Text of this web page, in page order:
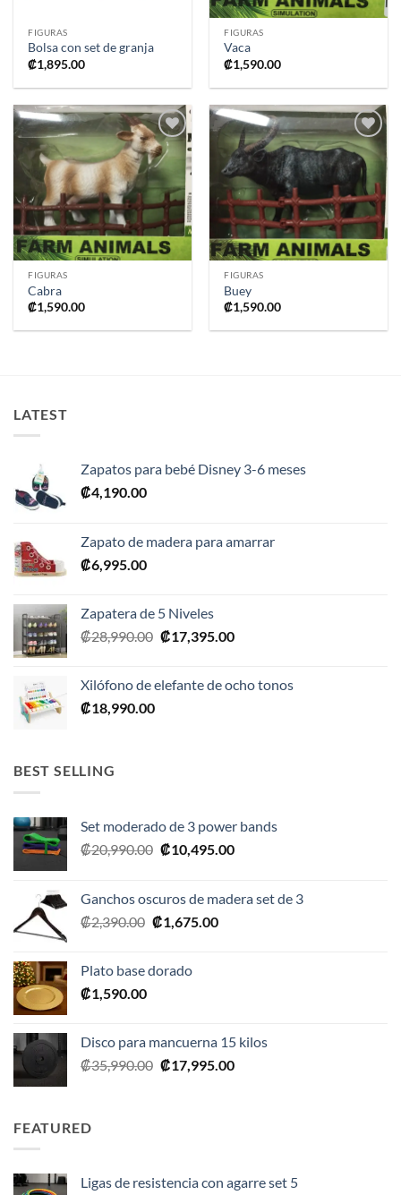
FIGURAS
Bolsa con set de granja
₡1,895.00
FIGURAS
Vaca
₡1,590.00
Añadir
a la
lista de
deseos
FIGURAS
Cabra
₡1,590.00
Añadir
a la
lista de
deseos
FIGURAS
Buey
₡1,590.00
LATEST
Zapatos para bebé Disney 3-6 meses
₡4,190.00
Zapato de madera para amarrar
₡6,995.00
Zapatera de 5 Niveles
₡28,990.00 El
era:
₡17,395.00El
es:
Xilófono de elefante de ocho tonos
₡18,990.00
BEST SELLING
Set moderado de 3 power bands
₡20,990.00 El
era:
₡20,990.00.
₡10,495.00El
es:
Ganchos oscuros de madera set de 3
₡2,390.00 El
era:
₡1,675.00El
Plato base dorado
₡1,590.00
Disco para mancuerna 15 kilos
₡35,990.00 El
₡17,995.00El
FEATURED
Ligas de resistencia con agarre set 5